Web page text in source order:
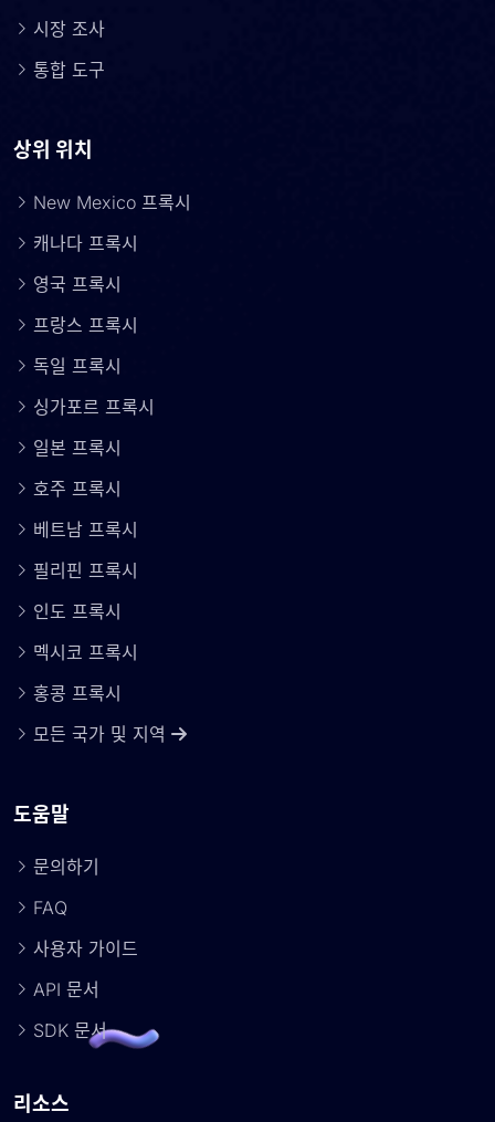
시장 조사
통합 도구
상위 위치
New Mexico 프록시
캐나다 프록시
영국 프록시
프랑스 프록시
독일 프록시
싱가포르 프록시
일본 프록시
호주 프록시
베트남 프록시
필리핀 프록시
인도 프록시
멕시코 프록시
홍콩 프록시
모든 국가 및 지역
도움말
문의하기
FAQ
사용자 가이드
API 문서
SDK 문서
리소스